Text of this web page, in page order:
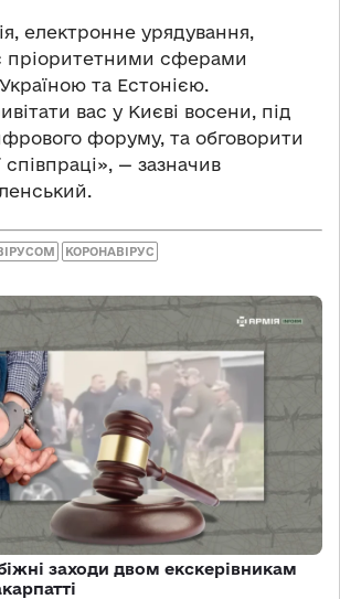
електронне урядування,
пріоритетними сферами
та Естонією.
вас у Києві восени, під
форуму, та обговорити
— зазначив
КОРОНАВІРУС
заходи двом екскерівникам